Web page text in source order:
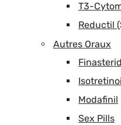
T3-
Reductil
Autres Oraux
Modafinil
Sex Pills